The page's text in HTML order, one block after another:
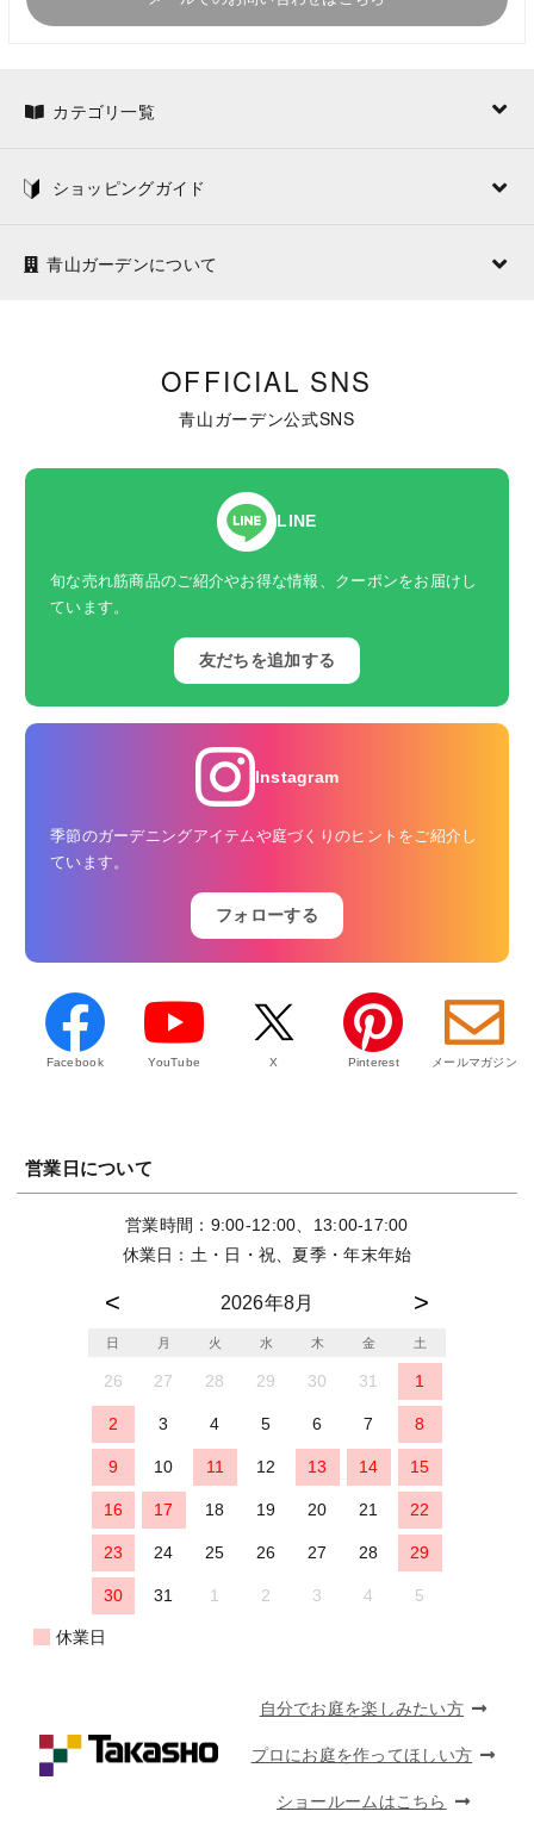
カテゴリ一覧
ショッピングガイド
青山ガーデンについて
OFFICIAL SNS
青山ガーデン公式SNS
LINE
旬な売れ筋商品のご紹介やお得な情報、クーポンをお届けし
ています。
友だちを追加する
Instagram
季節のガーデニングアイテムや庭づくりのヒントをご紹介し
ています。
フォローする
Facebook YouTube X Pinterest メールマガジン
営業日について
営業時間：9:00-12:00、13:00-17:00
休業日：土・日・祝、夏季・年末年始
2026年8月
日 月 火 水 木 金 土
26 27 28 29 30 31 1
2 3 4 5 6 7 8
9 10 11 12 13 14 15
16 17 18 19 20 21 22
23 24 25 26 27 28 29
30 31 1 2 3 4 5
休業日
自分でお庭を楽しみたい方
プロにお庭を作ってほしい方
ショールームはこちら